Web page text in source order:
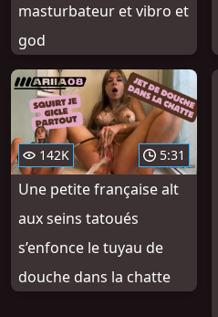
masturbateur et vibro et
god
142K 5:31
Une petite française alt
aux seins tatoués
s’enfonce le tuyau de
douche dans la chatte